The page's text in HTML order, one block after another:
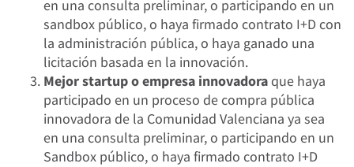
en una consulta preliminar, o participando en un
sandbox público, o haya firmado contrato I+D con
la administración pública, o haya ganado una
licitación basada en la innovación.
Mejor startup o empresa innovadoraque haya
participado en un proceso de compra pública
innovadora de la Comunidad Valenciana ya sea
en una consulta preliminar, o participando en un
Sandbox público, o haya firmado contrato I+D